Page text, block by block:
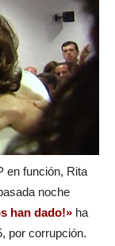
en función, Rita
noche
han dado!» ha
por corrupción.